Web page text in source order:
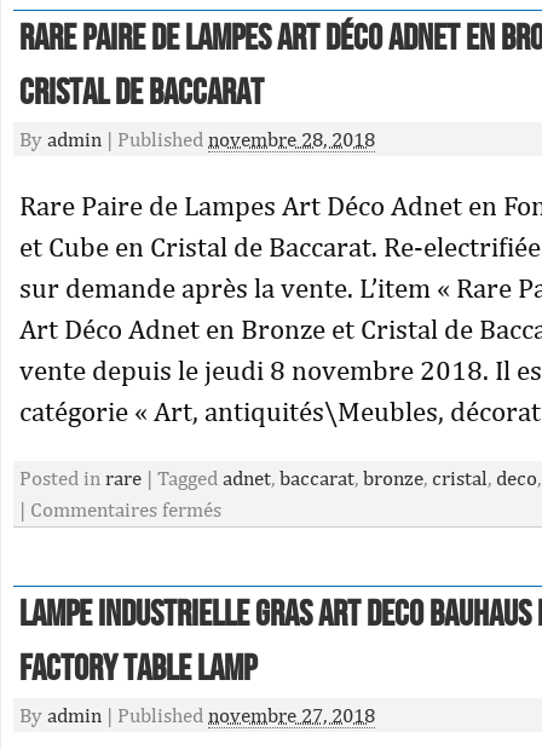
Rare Paire de Lampes Art Déco Adnet en
Cristal de Baccarat
By admin | Published novembre 28, 2018
Rare Paire de Lampes Art Déco Adnet en
et Cube en Cristal de Baccarat. Re-
sur demande après la vente. L’item « Rare
Art Déco Adnet en Bronze et Cristal de
vente depuis le jeudi 8 novembre 2018. Il
catégorie « Art, antiquités\Meubles,
Posted in rare | Tagged adnet, baccarat, bronze, cristal, deco
| Commentaires fermés
Lampe Industrielle GRAS Art Deco
Factory Table Lamp
By admin | Published novembre 27, 2018